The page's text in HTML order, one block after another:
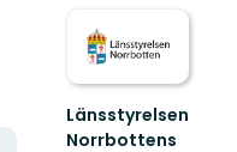
Länsstyrelsen
Norrbottens